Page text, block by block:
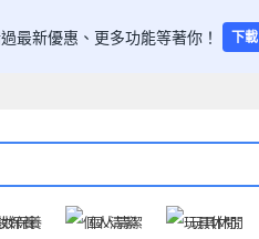
最新優惠、更多功能等著你！ 下載
保養 個人清潔 玩具休閒